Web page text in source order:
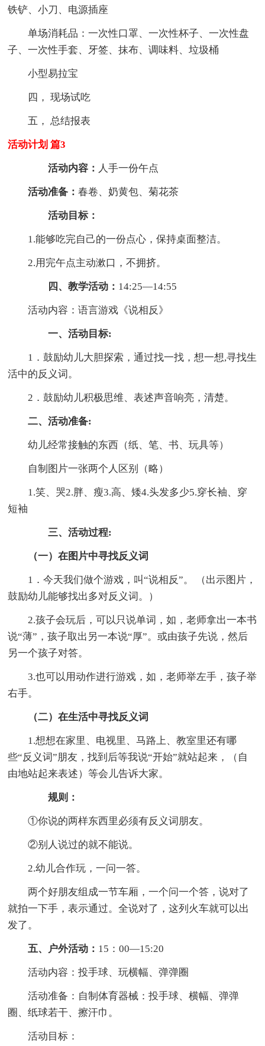
铁铲、小刀、电源插座
单场消耗品：一次性口罩、一次性杯子、一次性盘
子、一次性手套、牙签、抹布、调味料、垃圾桶
小型易拉宝
四， 现场试吃
五， 总结报表
活动计划 篇3
活动内容： 人手一份午点
活动准备：春卷、奶黄包、菊花茶
活动目标：
1.能够吃完自己的一份点心，保持桌面整洁。
2.用完午点主动漱口，不拥挤。
四、教学活动： 14:25—14:55
活动内容：语言游戏《说相反》
一、活动目标:
1．鼓励幼儿大胆探索，通过找一找，想一想,寻找生
活中的反义词。
2．鼓励幼儿积极思维、表述声音响亮，清楚。
二、活动准备:
幼儿经常接触的东西（纸、笔、书、玩具等）
自制图片一张两个人区别（略）
1.笑、哭2.胖、瘦3.高、矮4.头发多少5.穿长袖、穿
短袖
三、活动过程:
（一）在图片中寻找反义词
1．今天我们做个游戏，叫“说相反”。 （出示图片，
鼓励幼儿能够找出多对反义词。）
2.孩子会玩后，可以只说单词，如，老师拿出一本书
说“薄”，孩子取出另一本说“厚”。或由孩子先说，然后
另一个孩子对答。
3.也可以用动作进行游戏，如，老师举左手，孩子举
右手。
（二）在生活中寻找反义词
1.想想在家里、电视里、马路上、教室里还有哪
些“反义词”朋友，找到后等我说“开始”就站起来，（自
由地站起来表述）等会儿告诉大家。
规则：
①你说的两样东西里必须有反义词朋友。
②别人说过的就不能说。
2.幼儿合作玩，一问一答。
两个好朋友组成一节车厢，一个问一个答，说对了
就拍一下手，表示通过。全说对了，这列火车就可以出
发了。
五、户外活动： 15：00—15:20
活动内容：投手球、玩横幅、弹弹圈
活动准备：自制体育器械：投手球、横幅、弹弹
圈、纸球若干、擦汗巾。
活动目标：